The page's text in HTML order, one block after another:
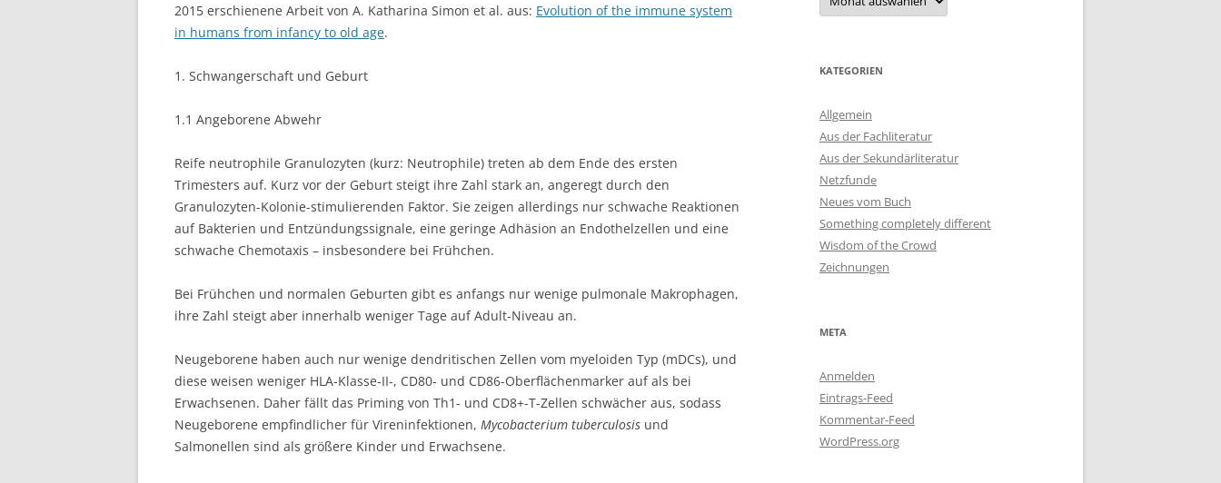
2015 erschienene Arbeit von A. Katharina Simon et al. aus: Evolution of the immune system
in humans from infancy to old age.
1. Schwangerschaft und Geburt
1.1 Angeborene Abwehr
Reife neutrophile Granulozyten (kurz: Neutrophile) treten ab dem Ende des ersten
Trimesters auf. Kurz vor der Geburt steigt ihre Zahl stark an, angeregt durch den
Granulozyten-Kolonie-stimulierenden Faktor. Sie zeigen allerdings nur schwache Reaktionen
auf Bakterien und Entzündungssignale, eine geringe Adhäsion an Endothelzellen und eine
schwache Chemotaxis – insbesondere bei Frühchen.
Bei Frühchen und normalen Geburten gibt es anfangs nur wenige pulmonale Makrophagen,
ihre Zahl steigt aber innerhalb weniger Tage auf Adult-Niveau an.
Neugeborene haben auch nur wenige dendritischen Zellen vom myeloiden Typ (mDCs), und
diese weisen weniger HLA-Klasse-II-, CD80- und CD86-Oberflächenmarker auf als bei
Erwachsenen. Daher fällt das Priming von Th1- und CD8+-T-Zellen schwächer aus, sodass
Neugeborene empfindlicher für Vireninfektionen, Mycobacterium tuberculosis und
Salmonellen sind als größere Kinder und Erwachsene.
KATEGORIEN
Allgemein
Aus der Fachliteratur
Aus der Sekundärliteratur
Netzfunde
Neues vom Buch
Something completely different
Wisdom of the Crowd
Zeichnungen
META
Anmelden
Eintrags-Feed
Kommentar-Feed
WordPress.org